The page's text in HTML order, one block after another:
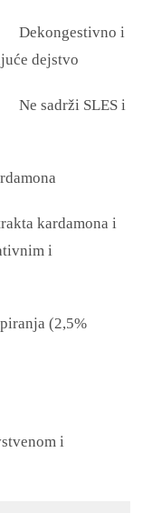
i
dejstvo
sadrži SLES i
kardamona i
i
(2,5%
i